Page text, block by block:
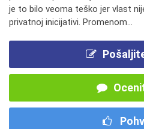
je to bilo veoma teško jer vlast
privatnoj inicijativi. Promenom...